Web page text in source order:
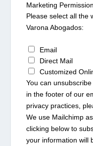
Marketing
Please select all the
Varona Abogados:
Email
Direct Mail
Customized
You can
in the footer of our
privacy practices,
We use Mailchimp
clicking below to
your information will